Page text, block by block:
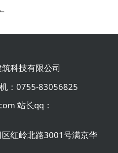
科技有限公司
：0755-83056825
站长qq：
红岭北路3001号满京华